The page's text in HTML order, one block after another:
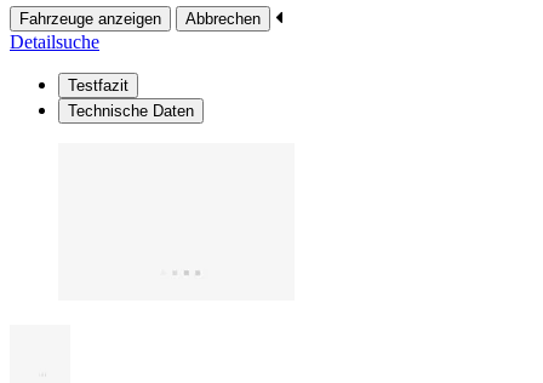
Fahrzeuge anzeigen Abbrechen
Detailsuche
Testfazit
Technische Daten